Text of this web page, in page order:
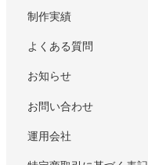
制作実績
よくある質問
お知らせ
お問い合わせ
運用会社